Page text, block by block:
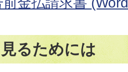
るためには